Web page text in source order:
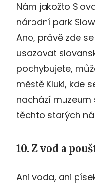
Nám jakožto
národní park
Ano, právě zde
usazovat
pochybujete,
městě Kluki, kde
nachází
těchto starých
10. Z vod a
Ani voda, ani